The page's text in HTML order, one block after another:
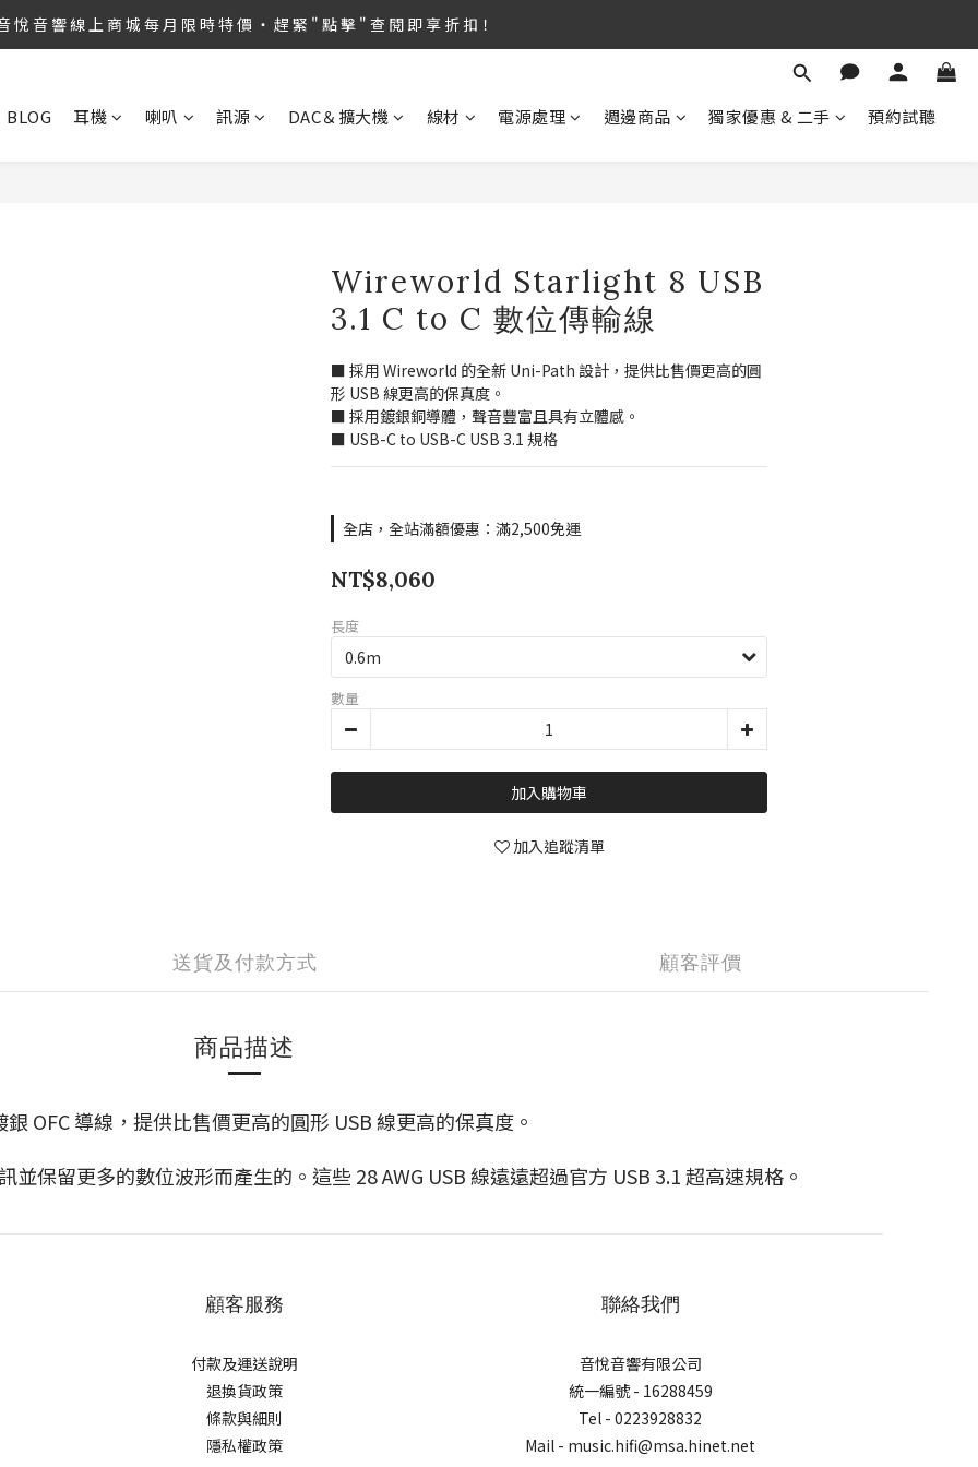
TAA 國 際 Hi-End 音 響 大 展 情 熱 開 演 ‧  音 悅 音 響 1127 號 房 期 待 與 您 相 見
悅 音 響 線 上 商 城 每 月 限 時 特 價 ‧ 趕 緊 " 點 擊 " 查 閱 即 享 折 扣！
BLOG 耳機 喇叭 訊源 DAC＆擴大機 線材 電源處理 週邊商品 獨家優惠 & 二手 預約試聽
Wireworld Starlight 8 USB
3.1 C to C 數位傳輸線
■ 採用 Wireworld 的全新 Uni-Path 設計，提供比售價更高的圓
形 USB 線更高的保真度。
■ 採用鍍銀銅導體，聲音豐富且具有立體感。
■ USB-C to USB-C USB 3.1 規格
全店，全站滿額優惠：滿2,500免運
NT$8,060
長度
數量
加入購物車
加入追蹤清單
送貨及付款方式 顧客評價
商品描述
OFC 導線，提供比售價更高的圓形 USB 線更高的保真度。
保留更多的數位波形而產生的。這些 28 AWG USB 線遠遠超過官方 USB 3.1 超高速規格。
顧客服務
付款及運送說明
退換貨政策
條款與細則
隱私權政策
聯絡我們
音悅音響有限公司
統一編號 - 16288459
Tel - 0223928832
Mail - music.hifi@msa.hinet.net